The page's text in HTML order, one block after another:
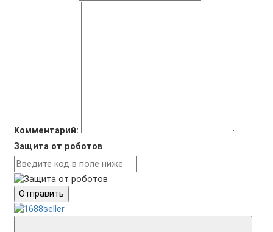
Комментарий:
Защита от роботов
Отправить